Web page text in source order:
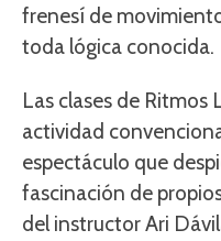
frenesí de
toda lógica conocida.
Las clases de Ritmos
actividad
espectáculo que
fascinación de
del instructor Ari